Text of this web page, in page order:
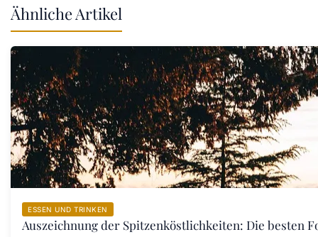
Ähnliche Artikel
ESSEN UND TRINKEN
Auszeichnung der Spitzenköstlichkeiten: Die besten